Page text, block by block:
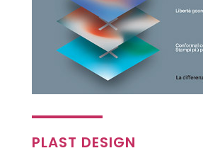
PLAST DESIGN